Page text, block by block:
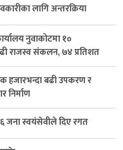
लागि अन्तरक्रिया
नुवाकोटमा १०
राजस्व संकलन, ७४ प्रतिशत
हजारभन्दा बढी उपकरण र
निर्माण
जना स्वयंसेवीले दिए रगत